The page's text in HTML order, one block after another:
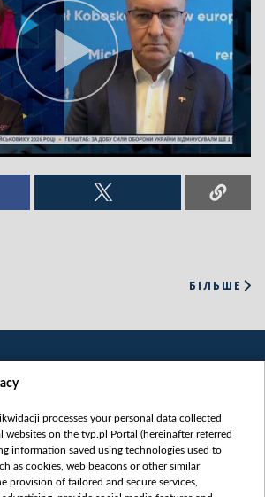
БІЛЬШЕ
Категорії
processes your personal data collected
on the tvp.pl Portal (hereinafter referred
information saved using technologies used to
as cookies, web beacons or other similar
provision of tailored and secure services,